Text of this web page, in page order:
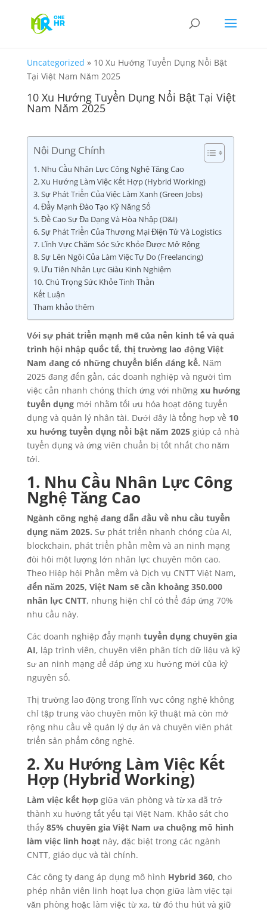
Uncategorized » 10 Xu Hướng Tuyển Dụng Nổi Bật
Tại Việt Nam Năm 2025
10 Xu Hướng Tuyển Dụng Nổi Bật Tại Việt
Nam Năm 2025
Nội Dung Chính
1. Nhu Cầu Nhân Lực Công Nghệ Tăng Cao
2. Xu Hướng Làm Việc Kết Hợp (Hybrid Working)
3. Sự Phát Triển Của Việc Làm Xanh (Green Jobs)
4. Đẩy Mạnh Đào Tạo Kỹ Năng Số
5. Đề Cao Sự Đa Dạng Và Hòa Nhập (D&I)
6. Sự Phát Triển Của Thương Mại Điện Tử Và Logistics
7. Lĩnh Vực Chăm Sóc Sức Khỏe Được Mở Rộng
8. Sự Lên Ngôi Của Làm Việc Tự Do (Freelancing)
9. Ưu Tiên Nhân Lực Giàu Kinh Nghiệm
10. Chú Trọng Sức Khỏe Tinh Thần
Kết Luận
Tham khảo thêm
Với sự phát triển mạnh mẽ của nền kinh tế và quá
trình hội nhập quốc tế, thị trường lao động Việt
Nam đang có những chuyển biến đáng kể. Năm
2025 đang đến gần, các doanh nghiệp và người tìm
việc cần nhanh chóng thích ứng với những xu hướng
tuyển dụngmới nhằm tối ưu hóa hoạt động tuyển
dụng và quản lý nhân tài. Dưới đây là tổng hợp về 10
xu hướng tuyển dụng nổi bật năm 2025giúp cả nhà
tuyển dụng và ứng viên chuẩn bị tốt nhất cho năm
tới.
1. Nhu Cầu Nhân Lực Công
Nghệ Tăng Cao
Ngành công nghệ đang dẫn đầu về nhu cầu tuyển
dụng năm 2025. Sự phát triển nhanh chóng của AI,
blockchain, phát triển phần mềm và an ninh mạng
đòi hỏi một lượng lớn nhân lực chuyên môn cao.
Theo Hiệp hội Phần mềm và Dịch vụ CNTT Việt Nam,
đến năm 2025, Việt Nam sẽ cần khoảng 350.000
nhân lực CNTT, nhưng hiện chỉ có thể đáp ứng 70%
nhu cầu này.
Các doanh nghiệp đẩy mạnh tuyển dụng chuyên gia
AI, lập trình viên, chuyên viên phân tích dữ liệu và kỹ
sư an ninh mạng để đáp ứng xu hướng mới của kỷ
nguyên số.
Thị trường lao động trong lĩnh vực công nghệ không
chỉ tập trung vào chuyên môn kỹ thuật mà còn mở
rộng nhu cầu về quản lý dự án và chuyên viên phát
triển sản phẩm công nghệ.
2. Xu Hướng Làm Việc Kết
Hợp (Hybrid Working)
Làm việc kết hợpgiữa văn phòng và từ xa đã trở
thành xu hướng tất yếu tại Việt Nam. Khảo sát cho
thấy 85% chuyên gia Việt Nam ưa chuộng mô hình
làm việc linh hoạtnày, đặc biệt trong các ngành
CNTT, giáo dục và tài chính.
Các công ty đang áp dụng mô hình Hybrid 360, cho
phép nhân viên linh hoạt lựa chọn giữa làm việc tại
văn phòng hoặc làm việc từ xa, từ đó thu hút và giữ